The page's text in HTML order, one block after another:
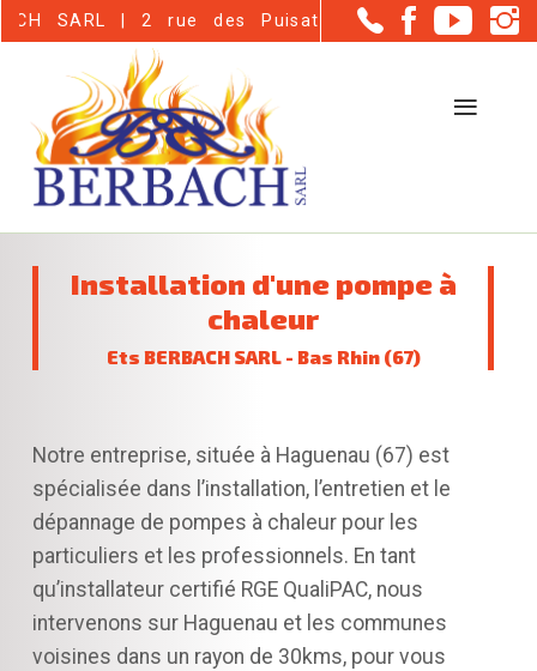
| 2 rue des Puisatiers - Haguenau (67500)
Installation d'une pompe à
chaleur
Ets BERBACH SARL - Bas Rhin (67)
Notre entreprise, située à Haguenau (67) est
spécialisée dans l’installation, l’entretien et le
dépannage de pompes à chaleur pour les
particuliers et les professionnels. En tant
qu’installateur certifié RGE QualiPAC, nous
intervenons sur Haguenau et les communes
voisines dans un rayon de 30kms, pour vous
Panneau de gestion des cookies